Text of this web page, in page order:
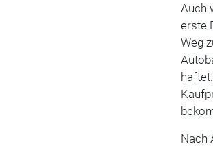
Auch
erste
Weg
Nach